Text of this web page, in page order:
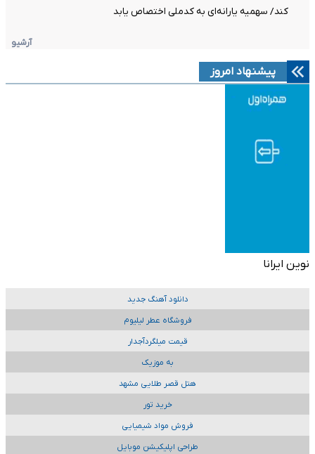
کند/ سهمیه یارانه‌ای به کدملی اختصاص یابد
آرشیو
پیشنهاد امروز
نوین ایرانا
دانلود آهنگ جدید
فروشگاه عطر لیلیوم
قیمت میلگردآجدار
به موزیک
هتل قصر طلایی مشهد
خرید تور
فروش مواد شیمیایی
طراحی اپلیکیشن موبایل